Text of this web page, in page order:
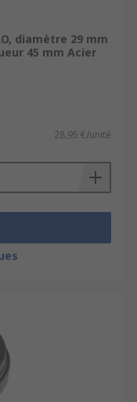
diamètre 29 mm
45 mm Acier
28,95 €/unité